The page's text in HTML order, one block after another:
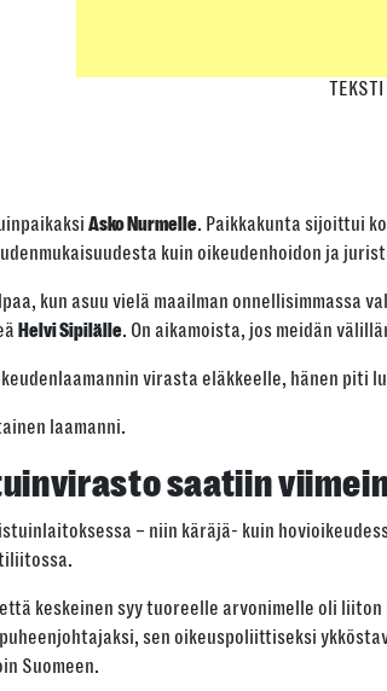
TEKSTI
Asko Nurmelle. Paikkakunta sijoittui
kuin oikeudenhoidon ja
kun asuu vielä maailman
Helvi Sipilälle. On aikamoista, jos meidän
virasta eläkkeelle, hänen
laamanni.
saatiin
– niin käräjä- kuin
keskeinen syy tuoreelle arvonimelle oli
sen oikeuspoliittiseksi
Suomeen.